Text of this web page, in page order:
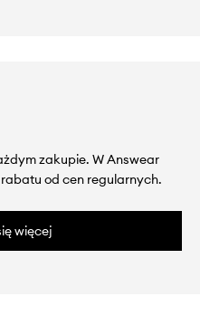
zakupie. W Answear
rabatu od cen regularnych.
więcej